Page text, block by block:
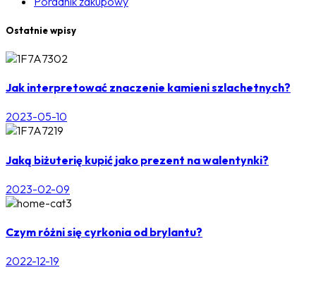
Ostatnie wpisy
Jak interpretować znaczenie kamieni szlachetnych?
2023-05-10
Jaką biżuterię kupić jako prezent na walentynki?
2023-02-09
Czym różni się cyrkonia od brylantu?
2022-12-19